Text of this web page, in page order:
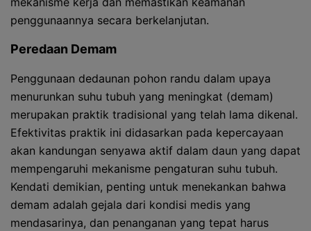
penggunaannya secara berkelanjutan.
Peredaan Demam
Penggunaan dedaunan pohon randu dalam upaya
menurunkan suhu tubuh yang meningkat (demam)
merupakan praktik tradisional yang telah lama dikenal.
Efektivitas praktik ini didasarkan pada kepercayaan
akan kandungan senyawa aktif dalam daun yang dapat
mempengaruhi mekanisme pengaturan suhu tubuh.
Kendati demikian, penting untuk menekankan bahwa
demam adalah gejala dari kondisi medis yang
mendasarinya, dan penanganan yang tepat harus